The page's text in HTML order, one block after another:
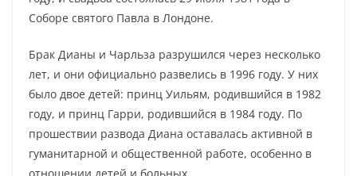
Соборе святого Павла в Лондоне.
Брак Дианы и Чарльза разрушился через несколько
лет, и они официально развелись в 1996 году. У них
было двое детей: принц Уильям, родившийся в 1982
году, и принц Гарри, родившийся в 1984 году. По
прошествии развода Диана оставалась активной в
гуманитарной и общественной работе, особенно в